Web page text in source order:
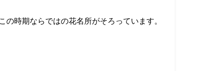
時期ならではの花名所がそろっています。